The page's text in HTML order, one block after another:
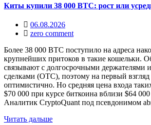
Киты купили 38 000 BTC: рост или
06.08.2026
zero comment
Более 38 000 BTC поступило на адреса
крупнейших притоков в такие кошельки.
связывают с долгосрочными держателями
сделками (OTC), поэтому на первый
оптимистично. Но средняя цена входа
$70 000 при курсе биткоина вблизи $64 000
Аналитик CryptoQuant под псевдонимом
Читать дальше